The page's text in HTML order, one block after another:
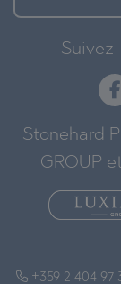
Stonehard
GROUP
+359 2 404 97